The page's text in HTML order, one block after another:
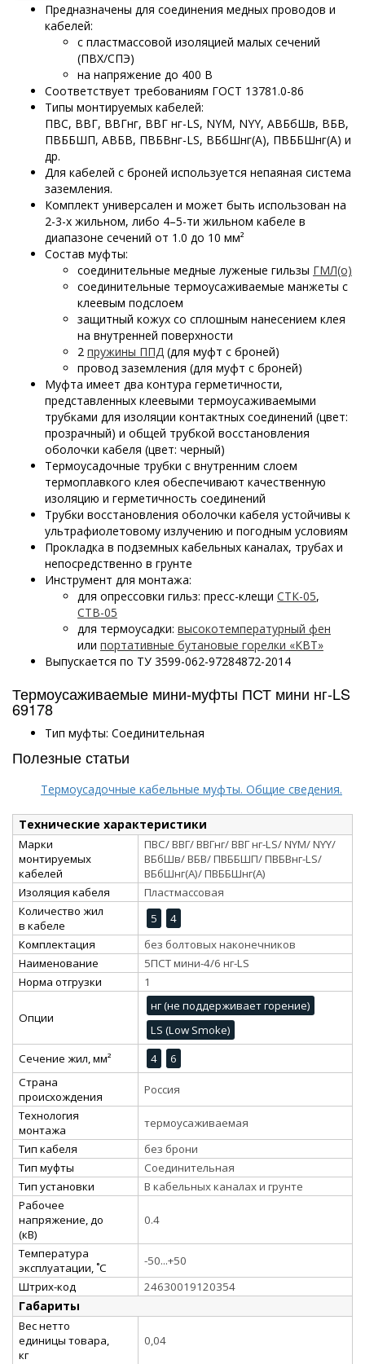
Предназначены для соединения медных проводов и
кабелей:
с пластмассовой изоляцией малых сечений
(ПВХ/СПЭ)
на напряжение до 400 В
Соответствует требованиям ГОСТ 13781.0-86
Типы монтируемых кабелей:
ПВС, ВВГ, ВВГнг, ВВГ нг-LS, NYM, NYY, АВБбШв, ВБВ,
ПВББШП, АВБВ, ПВБВнг-LS, ВБбШнг(А), ПВББШнг(А) и
др.
Для кабелей с броней используется непаяная система
заземления.
Комплект универсален и может быть использован на
2-3-х жильном, либо 4–5-ти жильном кабеле в
диапазоне сечений от 1.0 до 10 мм²
Состав муфты:
соединительные медные луженые гильзы ГМЛ(о)
соединительные термоусаживаемые манжеты с
клеевым подслоем
защитный кожух со сплошным нанесением клея
на внутренней поверхности
2 пружины ППД (для муфт с броней)
провод заземления (для муфт с броней)
Муфта имеет два контура герметичности,
представленных клеевыми термоусаживаемыми
трубками для изоляции контактных соединений (цвет:
прозрачный) и общей трубкой восстановления
оболочки кабеля (цвет: черный)
Термоусадочные трубки с внутренним слоем
термоплавкого клея обеспечивают качественную
изоляцию и герметичность соединений
Трубки восстановления оболочки кабеля устойчивы к
ультрафиолетовому излучению и погодным условиям
Прокладка в подземных кабельных каналах, трубах и
непосредственно в грунте
Инструмент для монтажа:
для опрессовки гильз: пресс-клещи СТК-05,
СТВ-05
для термоусадки: высокотемпературный фен
или портативные бутановые горелки «КВТ»
Выпускается по ТУ 3599-062-97284872-2014
Термоусаживаемые мини-муфты ПСТ мини нг-LS
69178
Тип муфты: Соединительная
Полезные статьи
Термоусадочные кабельные муфты. Общие сведения.
Технические характеристики
Марки
монтируемых
кабелей
ПВС/ ВВГ/ ВВГнг/ ВВГ нг-LS/ NYM/ NYY/
ВБбШв/ ВБВ/ ПВББШП/ ПВБВнг-LS/
ВБбШнг(А)/ ПВББШнг(А)
Изоляция кабеля
Пластмассовая
Количество жил
в кабеле
5
4
Комплектация
без болтовых наконечников
Наименование
5ПСТ мини-4/6 нг-LS
Норма отгрузки
1
Опции
нг (не поддерживает горение)
LS (Low Smoke)
Сечение жил, мм²
4
6
Страна
происхождения
Россия
Технология
монтажа
термоусаживаемая
Тип кабеля
без брони
Тип муфты
Соединительная
Тип установки
В кабельных каналах и грунте
Рабочее
напряжение, до
(кВ)
0.4
Температура
эксплуатации, ˚С
-50...+50
Штрих-код
24630019120354
Габариты
Вес нетто
единицы товара,
кг
0,04